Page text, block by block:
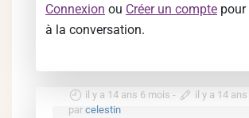
Connexion ou Créer un compte
à la conversation.
il y a 14 ans 6 mois - il y a 14
par celestin